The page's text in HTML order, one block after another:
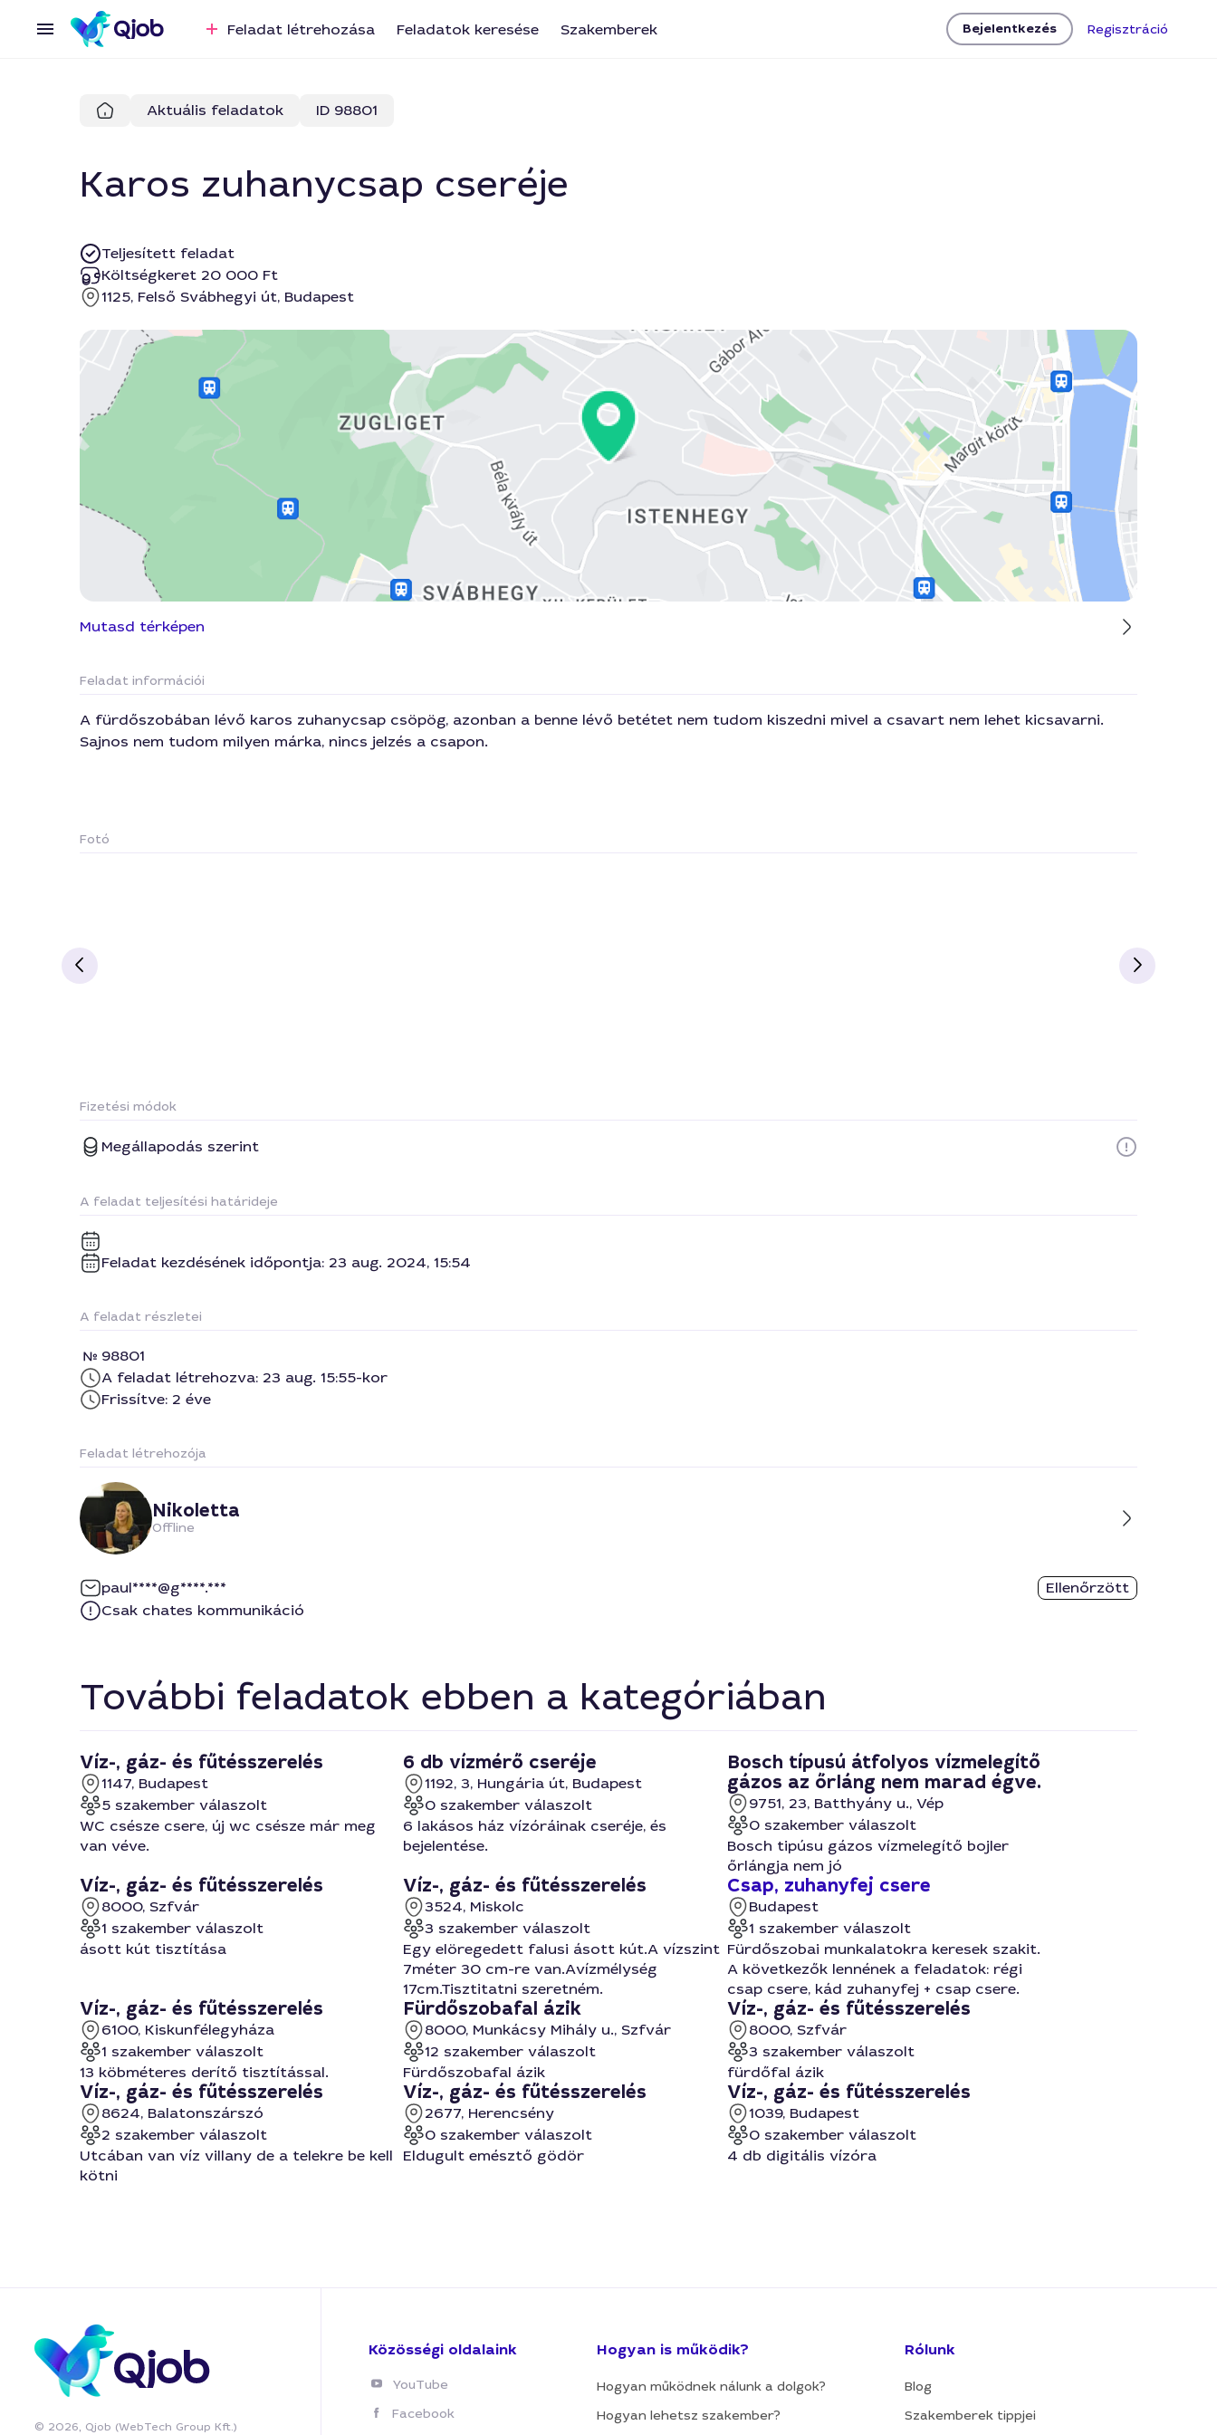
Feladat létrehozása Feladatok keresése Szakemberek Bejelentkezés Regisztráció
Aktuális feladatok ID 98801
Karos zuhanycsap cseréje
Teljesített feladat
Költségkeret 20 000 Ft
1125, Felső Svábhegyi út, Budapest
Mutasd térképen
Feladat információi
A fürdőszobában lévő karos zuhanycsap csöpög, azonban a benne lévő betétet nem tudom kiszedni mivel a csavart nem lehet kicsavarni.
Sajnos nem tudom milyen márka, nincs jelzés a csapon.
Fotó
Fizetési módok
Megállapodás szerint
A feladat teljesítési határideje
Feladat kezdésének időpontja: 23 aug. 2024, 15:54
A feladat részletei
98801
A feladat létrehozva: 23 aug. 15:55-kor
Frissítve: 2 éve
Feladat létrehozója
Nikoletta
Offline
paul****@g****.***
Ellenőrzött
Csak chates kommunikáció
További feladatok ebben a kategóriában
Víz-, gáz- és fűtésszerelés
1147, Budapest
5 szakember válaszolt
WC csésze csere, új wc csésze már meg
van véve.
6 db vízmérő cseréje
1192, 3, Hungária út, Budapest
0 szakember válaszolt
6 lakásos ház vízóráinak cseréje, és
bejelentése.
Bosch típusú átfolyos vízmelegítő
gázos az őrláng nem marad égve.
9751, 23, Batthyány u., Vép
0 szakember válaszolt
Bosch tipúsu gázos vízmelegítő bojler
őrlángja nem jó
Víz-, gáz- és fűtésszerelés
8000, Szfvár
1 szakember válaszolt
ásott kút tisztítása
Víz-, gáz- és fűtésszerelés
3524, Miskolc
3 szakember válaszolt
Egy elöregedett falusi ásott kút.A vízszint
7méter 30 cm-re van.Avízmélység
17cm.Tisztitatni szeretném.
Csap, zuhanyfej csere
Budapest
1 szakember válaszolt
Fürdőszobai munkalatokra keresek szakit.
A következők lennének a feladatok: régi
csap csere, kád zuhanyfej + csap csere.
Víz-, gáz- és fűtésszerelés
6100, Kiskunfélegyháza
1 szakember válaszolt
13 köbméteres derítő tisztítással.
Fürdőszobafal ázik
8000, Munkácsy Mihály u., Szfvár
12 szakember válaszolt
Fürdőszobafal ázik
Víz-, gáz- és fűtésszerelés
8000, Szfvár
3 szakember válaszolt
fürdőfal ázik
Víz-, gáz- és fűtésszerelés
8624, Balatonszárszó
2 szakember válaszolt
Utcában van víz villany de a telekre be kell
kötni
Víz-, gáz- és fűtésszerelés
2677, Herencsény
0 szakember válaszolt
Eldugult emésztő gödör
Víz-, gáz- és fűtésszerelés
1039, Budapest
0 szakember válaszolt
4 db digitális vízóra
© 2026, Qjob (WebTech Group Kft.)
Közösségi oldalaink
YouTube
Facebook
Hogyan is működik?
Hogyan működnek nálunk a dolgok?
Hogyan lehetsz szakember?
Rólunk
Blog
Szakemberek tippjei